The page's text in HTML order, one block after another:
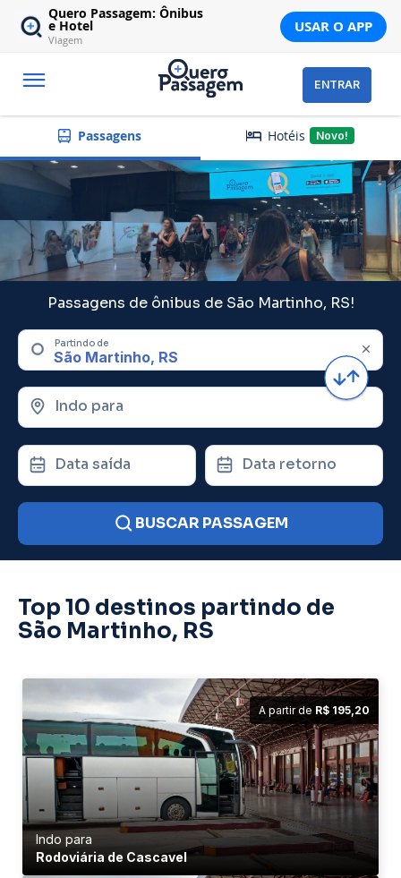
Quero Passagem: Ônibus
e Hotel
Viagem
USAR O APP
ENTRAR
Passagens Hotéis Novo!
Passagens de ônibus de São Martinho, RS!
Partindo de
Indo para
Data saída Data retorno
BUSCAR PASSAGEM
Top 10 destinos partindo de
São Martinho, RS
A partir de R$ 195,20
Indo para
Rodoviária de Cascavel